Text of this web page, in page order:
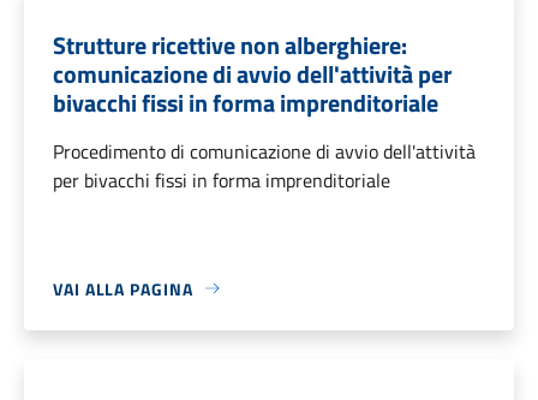
Strutture ricettive non alberghiere:
comunicazione di avvio dell'attività per
bivacchi fissi in forma imprenditoriale
Procedimento di comunicazione di avvio dell'attività
per bivacchi fissi in forma imprenditoriale
VAI ALLA PAGINA